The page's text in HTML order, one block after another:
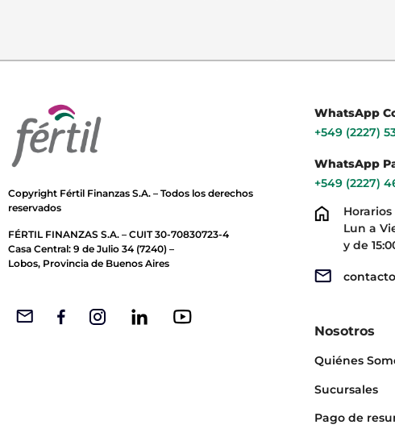
Copyright Fértil Finanzas S.A. – Todos los derechos
reservados
FÉRTIL FINANZAS S.A. – CUIT 30-70830723-4
Casa Central: 9 de Julio 34 (7240) –
Lobos, Provincia de Buenos Aires
WhatsApp
+549 (2227)
WhatsApp
+549 (2227)
Lun a
y de
Nosotros
Quiénes
Sucursales
Pago de